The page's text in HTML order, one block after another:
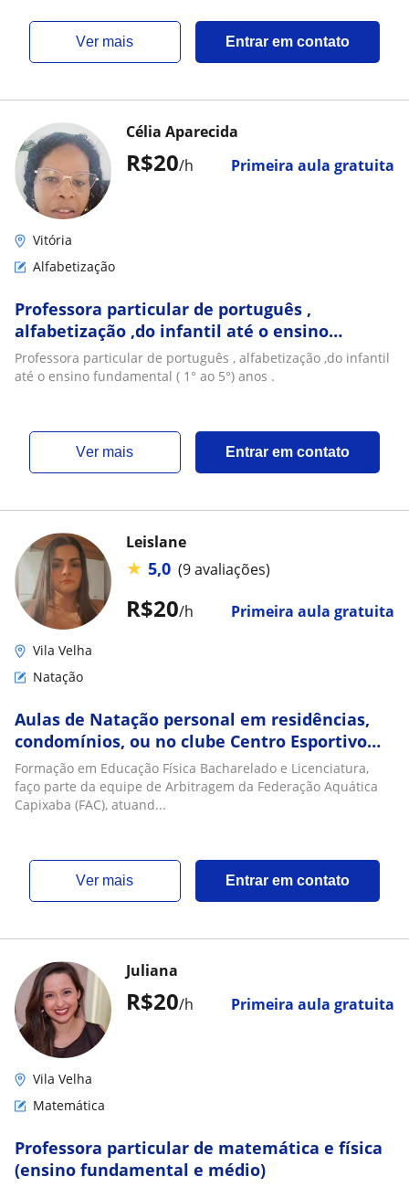
ver mais Entrar em contato
R$20/h Primeira aula gratuita
Célia Aparecida
Vitória
Alfabetização
Professora particular de português ,
alfabetização ,do infantil até o ensino
fundamental ( 1° ao 5°) anos
Professora particular de português , alfabetização ,do infantil
até o ensino fundamental ( 1° ao 5°) anos .
ver mais Entrar em contato
R$20/h Primeira aula gratuita
Leislane
★ 5,0 (9 avaliações)
Vila Velha
Natação
Aulas de Natação personal em residências,
condomínios, ou no clube Centro Esportivo
Garoto (CEG)
Formação em Educação Física Bacharelado e Licenciatura,
faço parte da equipe de Arbitragem da Federação Aquática
Capixaba (FAC), atuand...
ver mais Entrar em contato
R$20/h Primeira aula gratuita
Juliana
Vila Velha
Matemática
Professora particular de matemática e física
(ensino fundamental e médio)